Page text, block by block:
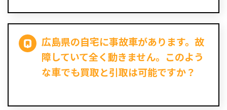
広島県の自宅に事故車があります。故
障していて全く動きません。このよう
な車でも買取と引取は可能ですか？